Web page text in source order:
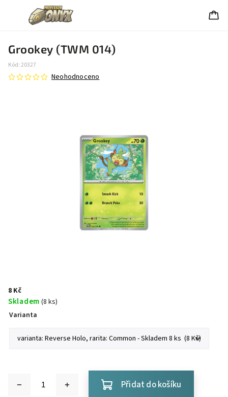
Grookey (TWM 014)
Kód:20327
Neohodnoceno
8 Kč
Skladem (8 ks)
Varianta
Přidat do košíku